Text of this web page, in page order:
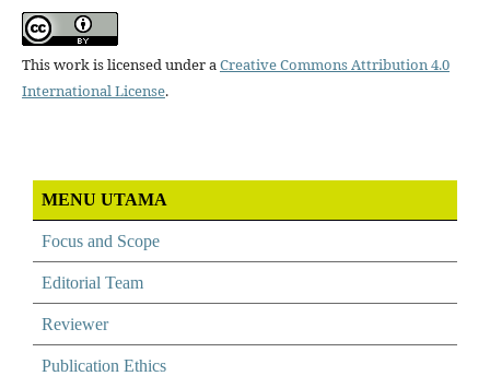
This work is licensed under aCreative Commons Attribution 4.0
International License.
MENU UTAMA
Focus and Scope
Editorial Team
Reviewer
Publication Ethics